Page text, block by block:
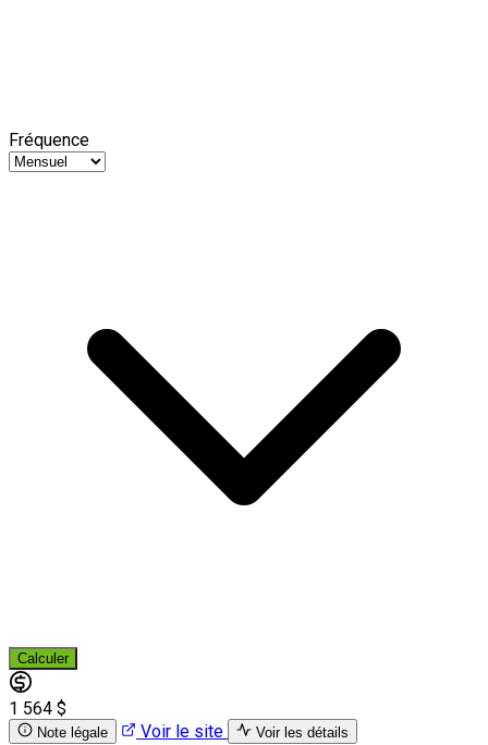
Fréquence
Calculer
1 564 $
Note légale Voir le site Voir les détails